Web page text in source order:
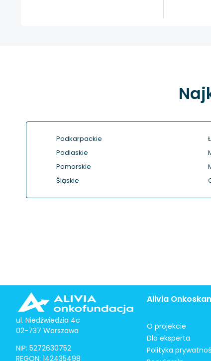
Podkarpackie
Podlaskie
Pomorskie
Śląskie
ul. Niedźwiedzia 4c
02-737 Warszawa
NIP: 5272630752
REGON: 142435498
Alivia
O projekcie
Dla eksperta
Polityka